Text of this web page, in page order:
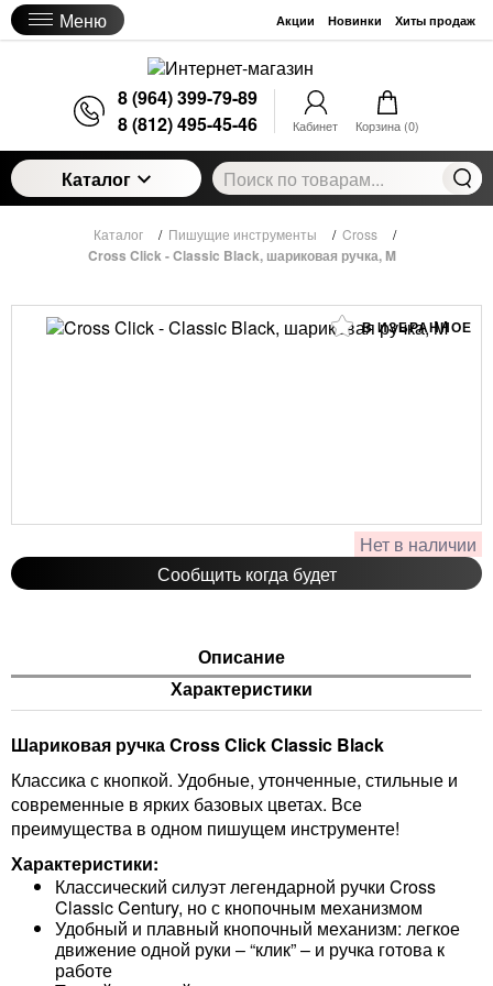
Меню Акции Новинки Хиты продаж
8 (964) 399-79-89
8 (812) 495-45-46
Кабинет Корзина (0)
Каталог
Каталог / Пишущие инструменты / Cross /
Cross Click - Classic Black, шариковая ручка, M
В ИЗБРАННОЕ
Нет в наличии
Сообщить когда будет
Описание
Характеристики
Шариковая ручка CrossClick Classic Black
Классика с кнопкой. Удобные, утонченные, стильные и
современные в ярких базовых цветах. Все
преимущества в одном пишущем инструменте!
Характеристики:
Классический силуэт легендарной ручки Cross
Classic Century, но с кнопочным механизмом
Удобный и плавный кнопочный механизм: легкое
движение одной руки – “клик” – и ручка готова к
работе